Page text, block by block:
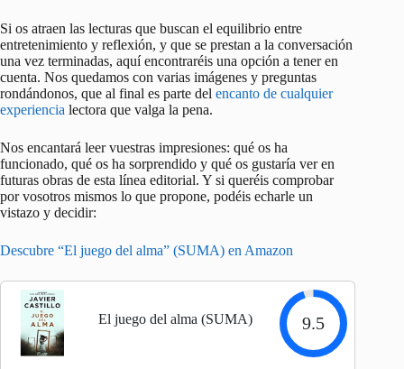
Si os atraen las lecturas que buscan el equilibrio entre
entretenimiento y reflexión, y que se prestan a la conversación
una vez terminadas, aquí encontraréis una opción a tener en
cuenta. Nos quedamos con varias imágenes y preguntas
rondándonos, que al final es parte del encanto de cualquier
experiencia lectora que valga la pena.
Nos encantará leer vuestras impresiones: qué os ha
funcionado, qué os ha sorprendido y qué os gustaría ver en
futuras obras de esta línea editorial. Y si queréis comprobar
por vosotros mismos lo que propone, podéis echarle un
vistazo y decidir:
Descubre “El juego del alma” (SUMA) en Amazon
El juego del alma (SUMA) 9.5